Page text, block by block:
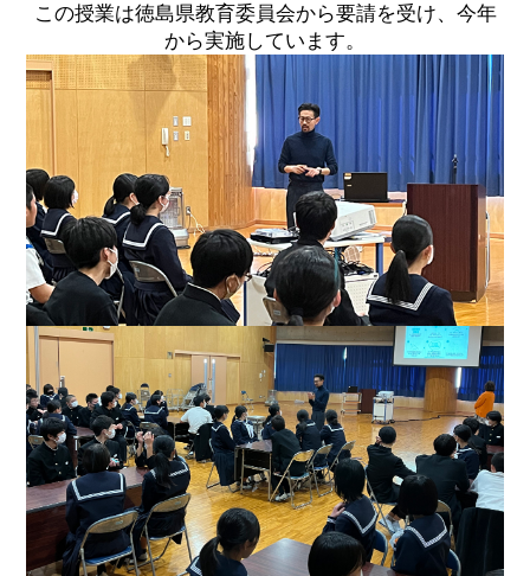
この授業は徳島県教育委員会から要請を受け、今年
から実施しています。